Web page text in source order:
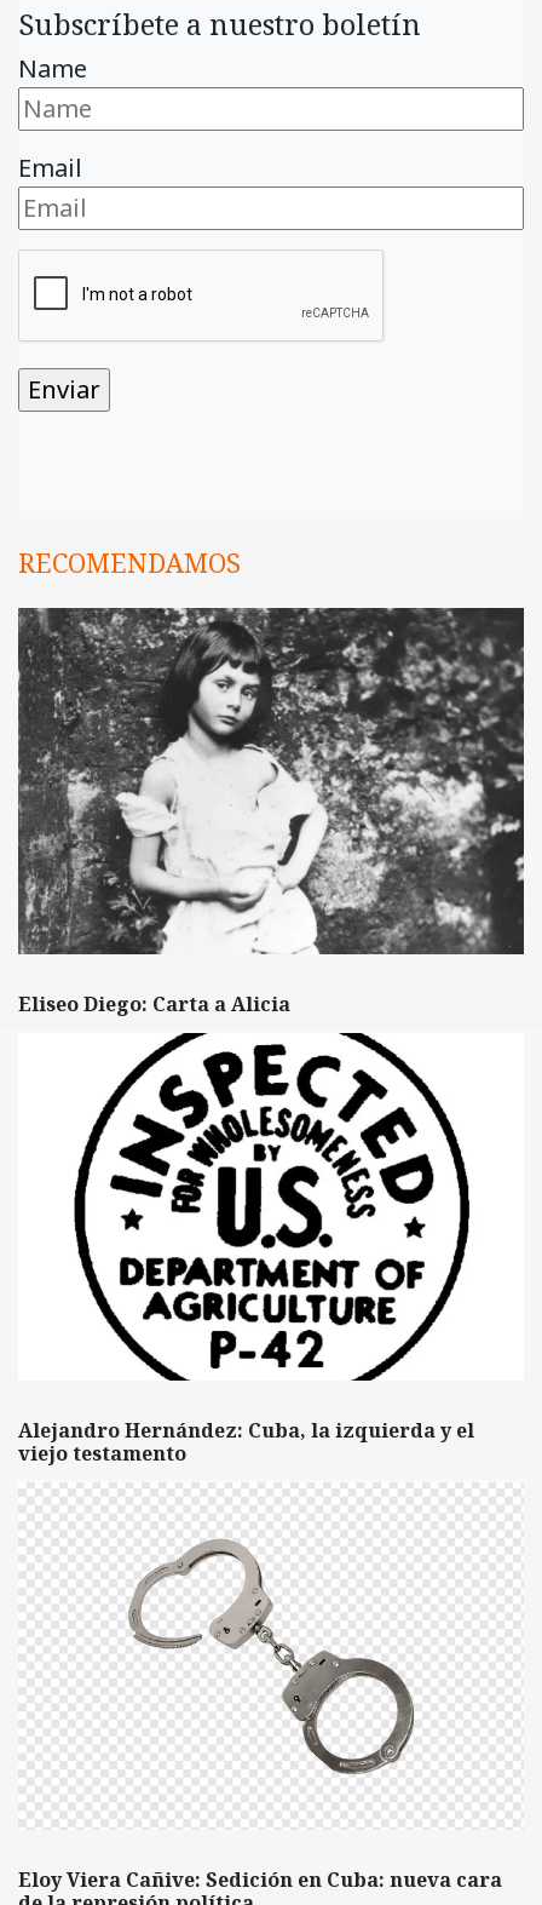
Subscríbete a nuestro boletín
Name
Email
RECOMENDAMOS
Eliseo Diego: Carta a Alicia
Alejandro Hernández: Cuba, la izquierda y el
viejo testamento
Eloy Viera Cañive: Sedición en Cuba: nueva cara